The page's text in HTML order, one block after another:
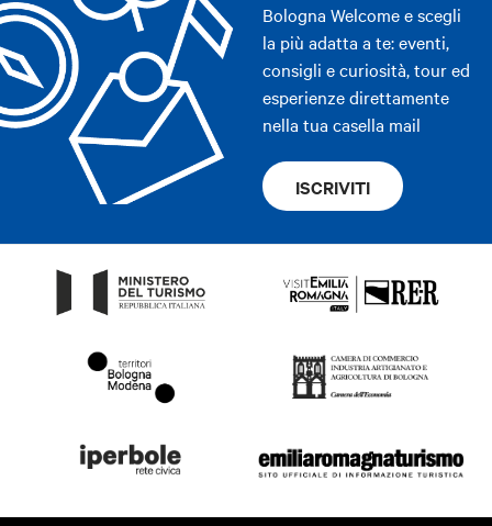
Bologna Welcome e scegli
la più adatta a te: eventi,
consigli e curiosità, tour ed
esperienze direttamente
nella tua casella mail
ISCRIVITI